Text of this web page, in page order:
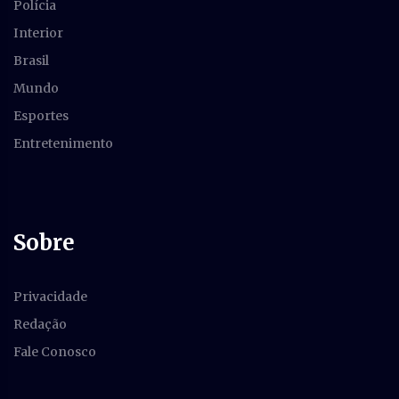
Polícia
Interior
Brasil
Mundo
Esportes
Entretenimento
Sobre
Privacidade
Redação
Fale Conosco